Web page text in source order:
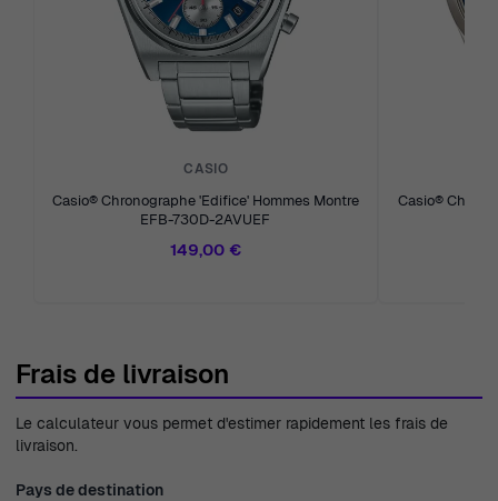
CASIO
Casio® Chronographe 'Edifice' Hommes Montre
EFB-730D-2AVUEF
149,00 €
Casio®
Frais de livraison
Le calculateur vous permet d'estimer rapidement les frais de
livraison.
Pays de destination